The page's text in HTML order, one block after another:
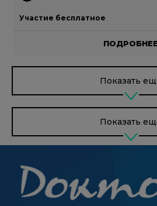
Участие бесплатное
ПОДРОБНЕЕ
Показать
Показать